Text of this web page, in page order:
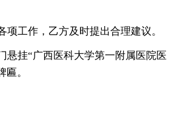
项工作，乙方及时提出合理建议。
悬挂“广西医科大学第一附属医院医
匾。